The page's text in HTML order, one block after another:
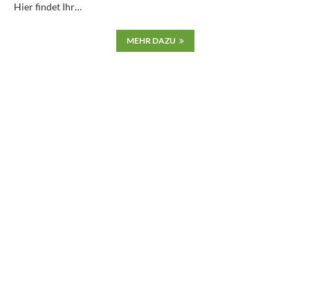
Hier findet Ihr…
MEHR DAZU